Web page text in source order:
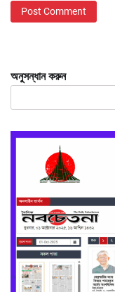
অনুসন্ধান করুন